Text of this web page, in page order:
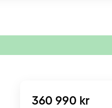
360 990 kr